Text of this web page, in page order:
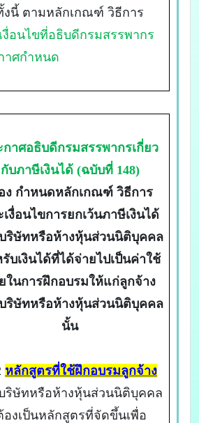
งนี้ ตามหลักเกณฑ์ วิธีการ
งื่อนไขที่อธิบดีกรมสรรพากร
าศกำหนด
กาศอธิบดีกรมสรรพากรเกี่ยว
กับภาษีเงินได้ (ฉบับที่ 148)
อง กำหนดหลักเกณฑ์ วิธีการ
เงื่อนไขการยกเว้นภาษีเงินได้
ริษัทหรือห้างหุ้นส่วนนิติบุคคล
บเงินได้ที่ได้จ่ายไปเป็นค่าใช้
ในการฝึกอบรมให้แก่ลูกจ้าง
ริษัทหรือห้างหุ้นส่วนนิติบุคคล
นั้น
หลักสูตรที่ใช้ฝึกอบรมลูกจ้าง
ริษัทหรือห้างหุ้นส่วนนิติบุคคล
งเป็นหลักสูตรที่จัดขึ้นเพื่อ